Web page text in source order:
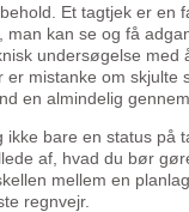
Et tagtjek er en
man kan se og få
undersøgelse med
er mistanke om skjulte
en almindelig
ikke bare en status på
af, hvad du bør
mellem en
regnvejr.